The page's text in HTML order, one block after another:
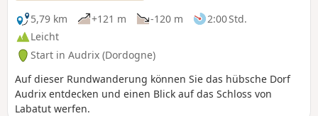
5,79 km
+121 m -120 m
2:00 Std.
Leicht
Start in Audrix (Dordogne)
Auf dieser Rundwanderung können Sie das hübsche Dorf
Audrix entdecken und einen Blick auf das Schloss von
Labatut werfen.